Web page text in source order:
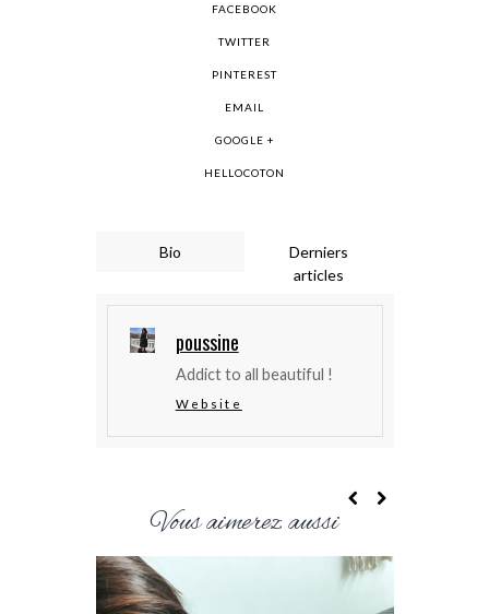
FACEBOOK
TWITTER
PINTEREST
EMAIL
GOOGLE +
HELLOCOTON
Bio
Derniers
articles
poussine
Addict to all beautiful !
Website
Vous aimerez aussi